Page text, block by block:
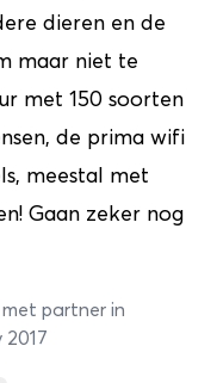
dieren en de
maar niet te
met 150 soorten
de prima wifi
meestal met
Gaan zeker nog
met partner in
2017